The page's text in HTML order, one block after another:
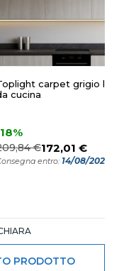
carpet grigio
cucina
€172,01 €
entro: 14/08/2026
PRODOTTO